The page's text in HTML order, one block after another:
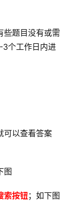
些题目没有或需
3个工作日内进
可以查看答案
图
索按钮 ；如下图